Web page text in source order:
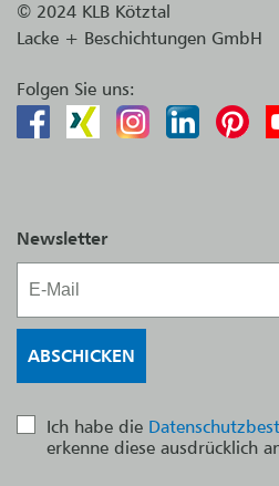
© 2024 KLB Kötztal
Lacke + Beschichtungen GmbH
Folgen Sie uns:
Newsletter
Ich habe die
erkenne diese ausdrücklich